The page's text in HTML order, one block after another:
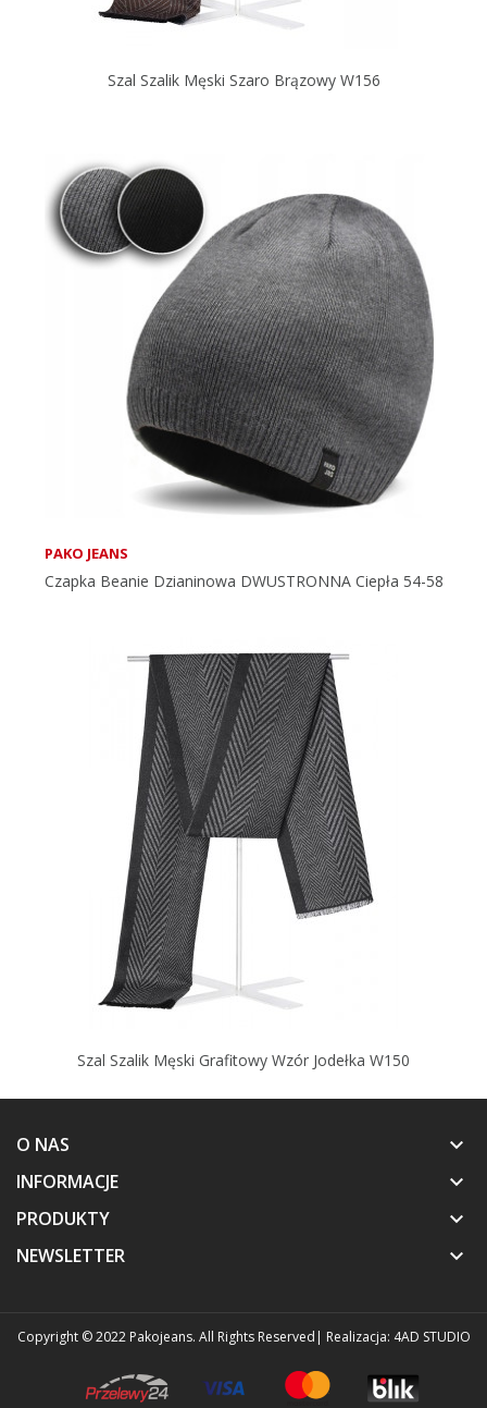
Szal Szalik Męski Szaro Brązowy W156
PAKO JEANS
Czapka Beanie Dzianinowa DWUSTRONNA Ciepła 54-58
Szal Szalik Męski Grafitowy Wzór Jodełka W150
O NAS keyboard_arrow_down
INFORMACJE keyboard_arrow_down
PRODUKTY keyboard_arrow_down
NEWSLETTER keyboard_arrow_down
Copyright © 2022 Pakojeans. All Rights Reserved | Realizacja: 4AD STUDIO